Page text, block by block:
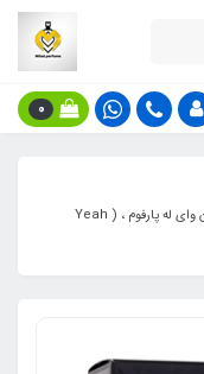
0
ادکلن یاه من Yeah پارفوم الحمبرا رایحه ایو سن لورن وای له پارفوم ، ( Yeah